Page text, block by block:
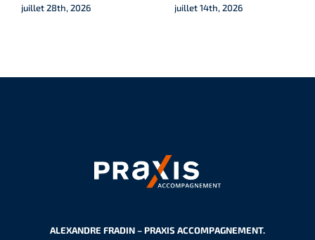
juillet 28th, 2026
juillet 14th, 2026
ALEXANDRE FRADIN – PRAXIS ACCOMPAGNEMENT.